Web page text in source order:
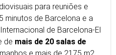
para reuniões e
minutos de Barcelona e a
de Barcelona-El
de mais de 20 salas de